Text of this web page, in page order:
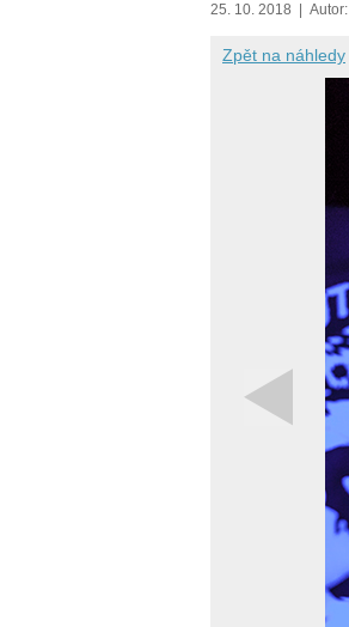
25. 10. 2018 | Autor:
Zpět na náhledy